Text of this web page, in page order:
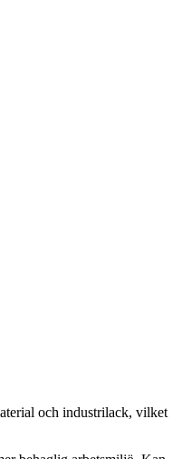
och industrilack, vilket